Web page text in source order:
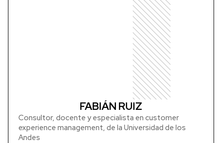
FABIÁN RUIZ
Consultor, docente y especialista en customer
experience management, de la Universidad de los
Andes